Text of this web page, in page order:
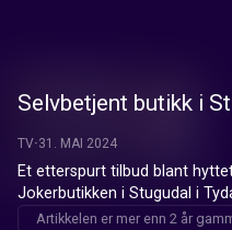
Selvbetjent butikk i
TV 31. MAI 2024
Et etterspurt tilbud blant
Jokerbutikken i Stugudal i
Artikkelen er mer enn 2 år